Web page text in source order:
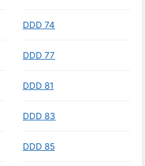
DDD 74
DDD 77
DDD 81
DDD 83
DDD 85